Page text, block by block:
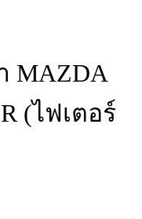
MAZDA
(ไฟเตอร์